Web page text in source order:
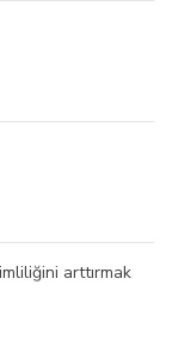
arttırmak